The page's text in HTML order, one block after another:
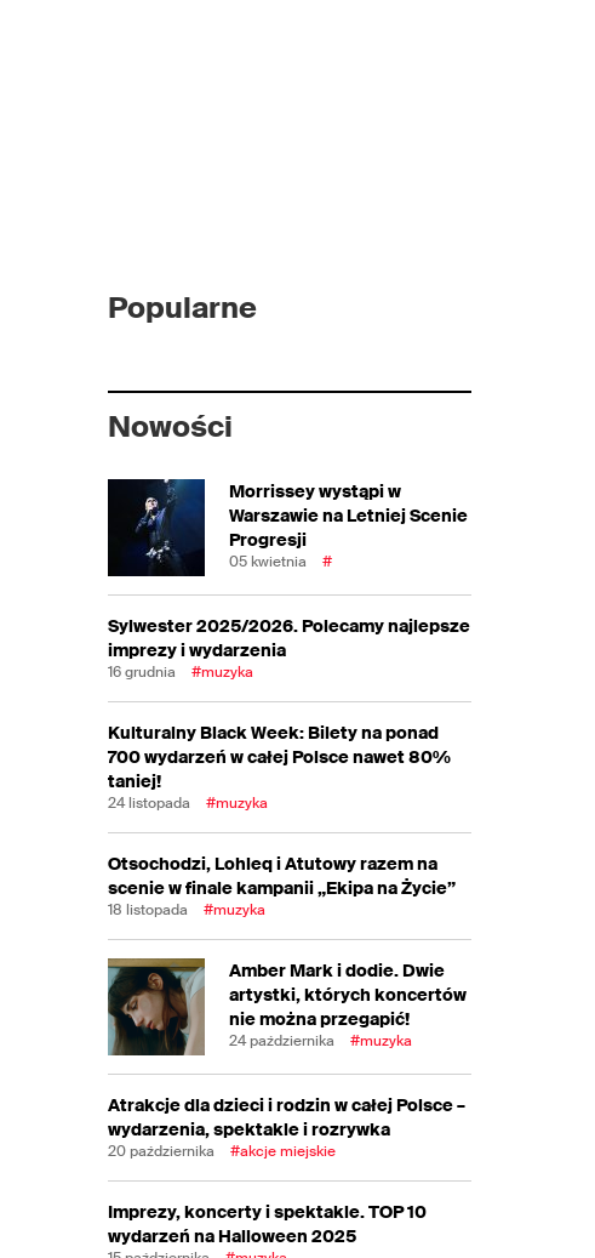
Popularne
Nowości
Morrissey wystąpi w
Warszawie na Letniej Scenie
Progresji
05 kwietnia #
Sylwester 2025/2026. Polecamy najlepsze
imprezy i wydarzenia
16 grudnia #muzyka
Kulturalny Black Week: Bilety na ponad
700 wydarzeń w całej Polsce nawet 80%
taniej!
24 listopada #muzyka
Otsochodzi, Lohleq i Atutowy razem na
scenie w finale kampanii „Ekipa na Życie”
18 listopada #muzyka
Amber Mark i dodie. Dwie
artystki, których koncertów
nie można przegapić!
24 października #muzyka
Atrakcje dla dzieci i rodzin w całej Polsce –
wydarzenia, spektakle i rozrywka
20 października #akcje miejskie
Imprezy, koncerty i spektakle. TOP 10
wydarzeń na Halloween 2025